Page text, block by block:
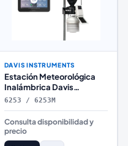
DAVIS INSTRUMENTS
Estación Meteorológica
Inalámbrica Davis
Instruments Vantage Pro2
Horas y Consola
WeatherLink
6253 / 6253M
Consulta disponibilidad y
precio